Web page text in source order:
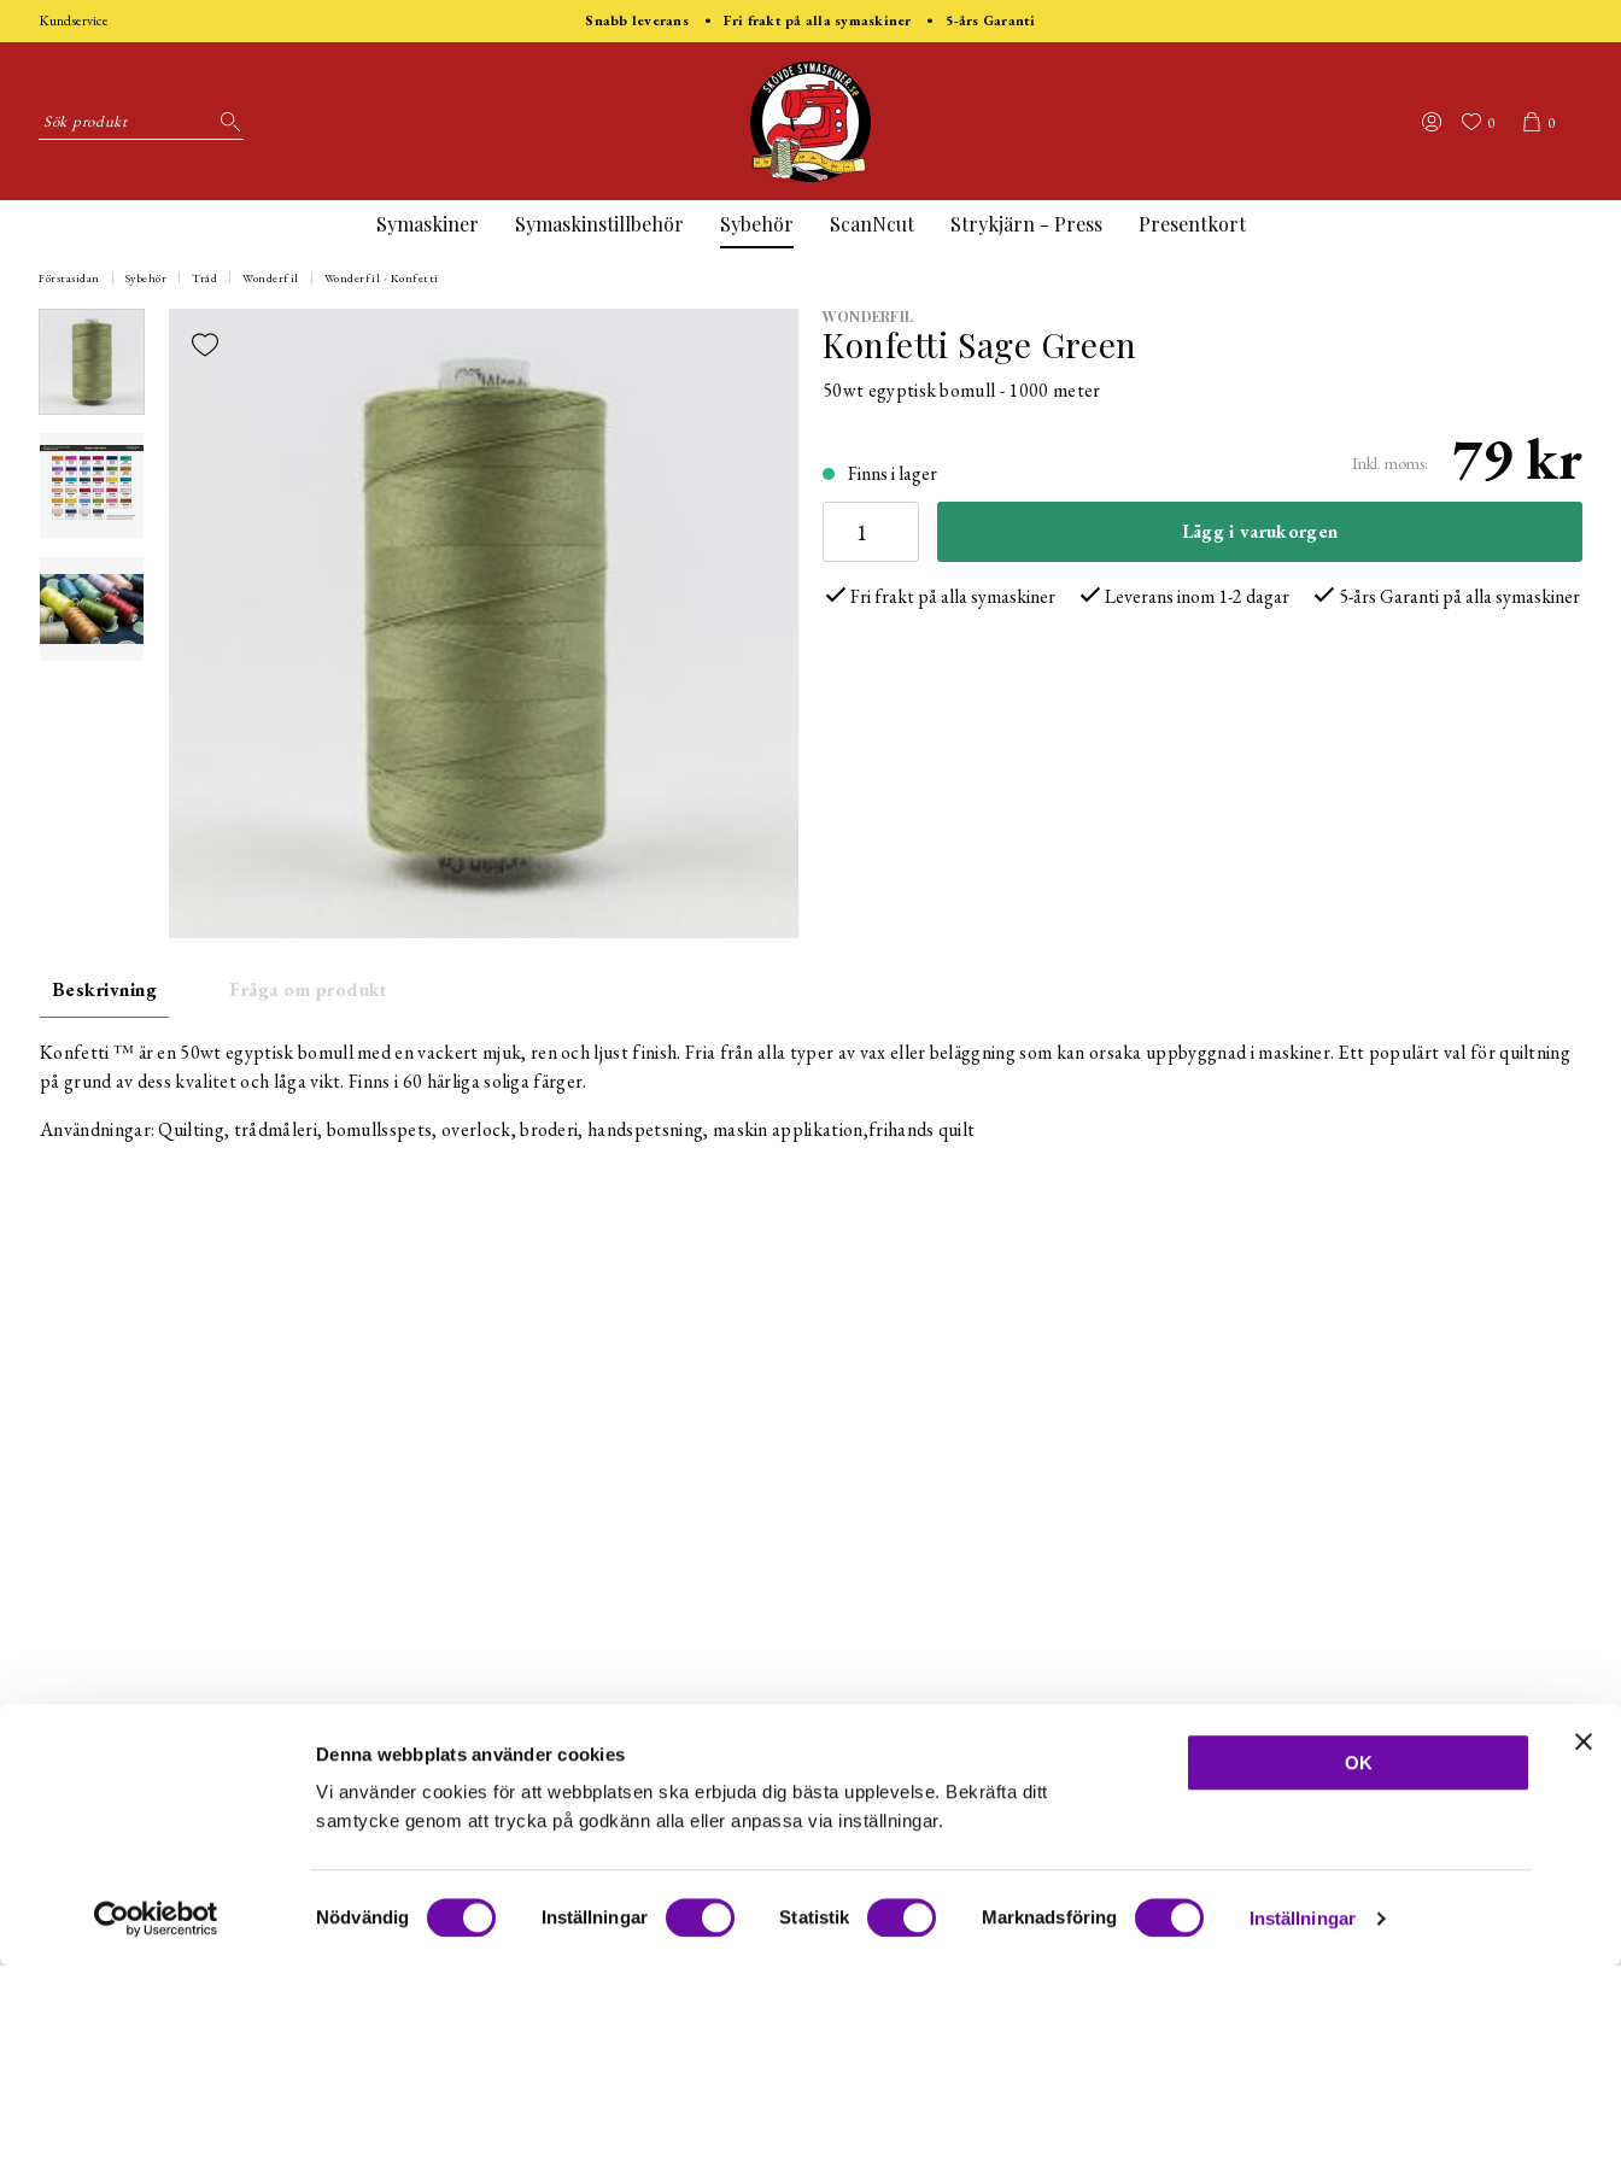
Denna webbplats använder cookies
Vi använder cookies för att webbplatsen ska erbjuda dig bästa upplevelse. Bekräfta ditt
samtycke genom att trycka på godkänn alla eller anpassa via inställningar.
Samtyckesval
Nödvändig Inställningar Statistik Marknadsföring Inställningar
OK
Kundservice Snabb leverans • Fri frakt på alla symaskiner • 5-års Garanti
0
0
Symaskiner Symaskinstillbehör Sybehör ScanNcut Strykjärn - Press Presentkort
Förstasidan Sybehör Tråd Wonderfil Wonderfil - Konfetti
WONDERFIL
Konfetti Sage Green
50wt egyptisk bomull - 1000 meter
Finns i lager Inkl. moms: 79 kr
Lägg i varukorgen
Fri frakt på alla symaskiner Leverans inom 1-2 dagar 5-års Garanti på alla symaskiner
Beskrivning Fråga om produkt
Konfetti ™ är en 50wt egyptisk bomull med en vackert mjuk, ren och ljust finish. Fria från alla typer av vax eller beläggning som kan orsaka uppbyggnad i maskiner. Ett populärt val för quiltning
på grund av dess kvalitet och låga vikt. Finns i 60 härliga soliga färger.
Användningar: Quilting, trådmåleri, bomullsspets, overlock, broderi, handspetsning, maskin applikation,frihands quilt